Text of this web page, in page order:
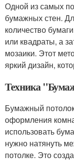
Одной из самых
бумажных стен.
количество
или квадраты, а
мозаики. Этот
яркий дизайн,
Техника
Бумажный
оформления
использовать
нужно натянуть
потолке. Это